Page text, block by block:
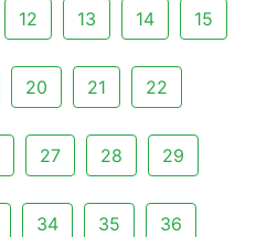
12 13 14 15
20 21 22
27 28 29
34 35 36